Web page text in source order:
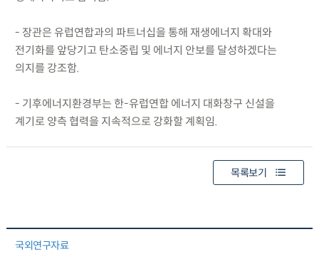
- 장관은 유럽연합과의 파트너십을 통해 재생에너지 확대와
전기화를 앞당기고 탄소중립 및 에너지 안보를 달성하겠다는
의지를 강조함.
- 기후에너지환경부는 한-유럽연합 에너지 대화창구 신설을
계기로 양측 협력을 지속적으로 강화할 계획임.
목록보기
국외연구자료